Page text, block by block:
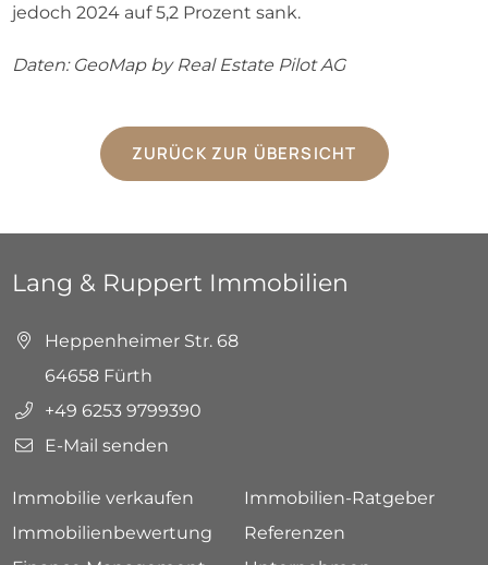
jedoch 2024 auf 5,2 Prozent sank.
Daten: GeoMap by Real Estate Pilot AG
ZURÜCK ZUR ÜBERSICHT
Lang & Ruppert Immobilien
Heppenheimer Str. 68
64658 Fürth
+49 6253 9799390
E-Mail senden
Immobilie verkaufen
Immobilien-Ratgeber
Immobilienbewertung
Referenzen